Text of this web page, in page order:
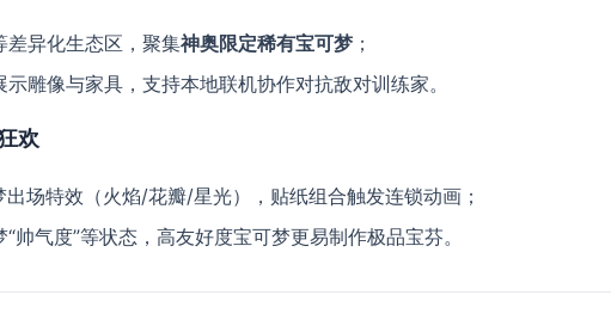
差异化生态区，聚集​​神奥限定稀有宝可梦​ ​；
示雕像与家具，支持本地联机协作对抗敌对训练家。
欢​
出场特效（火焰/花瓣/星光），贴纸组合触发连锁动画；
“帅气度”等状态，高友好度宝可梦更易制作极品宝芬。